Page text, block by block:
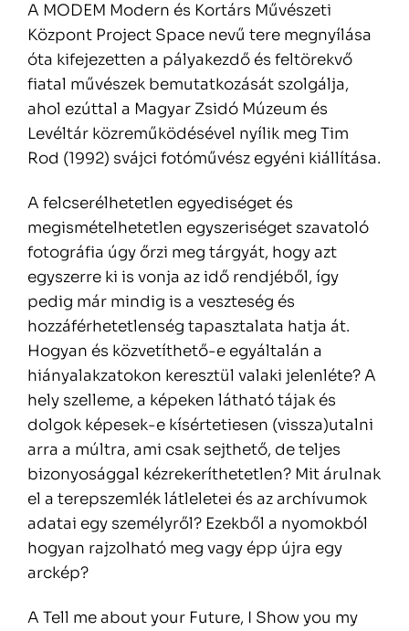
A MODEM Modern és Kortárs Művészeti
Központ Project Space nevű tere megnyílása
óta kifejezetten a pályakezdő és feltörekvő
fiatal művészek bemutatkozását szolgálja,
ahol ezúttal a Magyar Zsidó Múzeum és
Levéltár közreműködésével nyílik meg Tim
Rod (1992) svájci fotóművész egyéni kiállítása.
A felcserélhetetlen egyediséget és
megismételhetetlen egyszeriséget szavatoló
fotográfia úgy őrzi meg tárgyát, hogy azt
egyszerre ki is vonja az idő rendjéből, így
pedig már mindig is a veszteség és
hozzáférhetetlenség tapasztalata hatja át.
Hogyan és közvetíthető-e egyáltalán a
hiányalakzatokon keresztül valaki jelenléte? A
hely szelleme, a képeken látható tájak és
dolgok képesek-e kísértetiesen (vissza)utalni
arra a múltra, ami csak sejthető, de teljes
bizonyosággal kézrekeríthetetlen? Mit árulnak
el a terepszemlék látleletei és az archívumok
adatai egy személyről? Ezekből a nyomokból
hogyan rajzolható meg vagy épp újra egy
arckép?
A Tell me about your Future, I Show you my